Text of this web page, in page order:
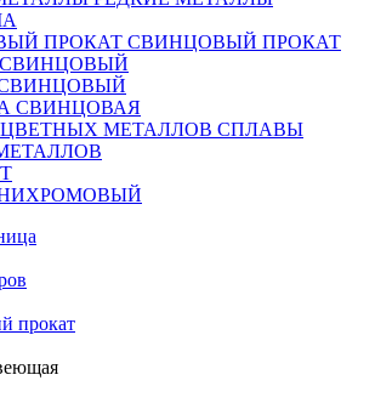
СВИНЦОВЫЙ ПРОКАТ
СВИНЦОВАЯ
СПЛАВЫ
прокат